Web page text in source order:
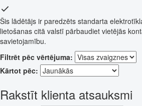
Šis lādētājs ir paredzēts standarta
lietošanas citā valstī pārbaudiet vietējās
savietojamību.
Filtrēt pēc vērtējuma:
Kārtot pēc:
Rakstīt klienta atsauksmi